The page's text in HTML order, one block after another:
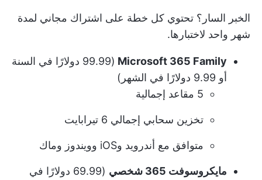
الخبر السار؟ تحتوي كل خطة على اشتراك مجاني لمدة
شهر واحد لاختبارها.
Microsoft 365 Family
(99.99 دولارًا في السنة
أو 9.99 دولارًا في الشهر)
5 مقاعد إجمالية
تخزين سحابي إجمالي 6 تيرابايت
متوافق مع أندرويد وiOS وويندوز وماك
مايكروسوفت 365 شخصي
(69.99 دولارًا في